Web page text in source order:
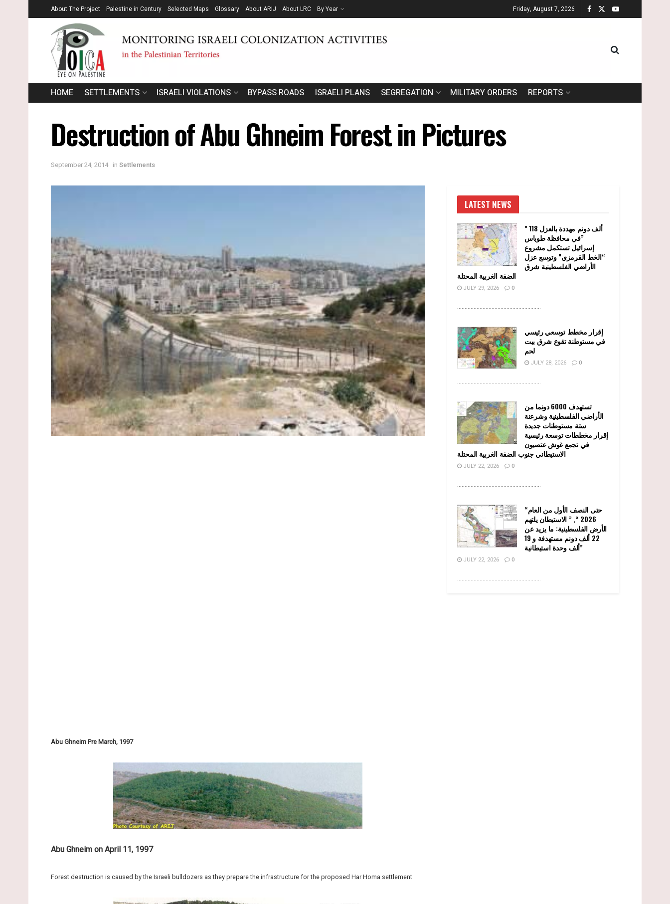
About The Project Palestine in Century Selected Maps Glossary About ARIJ About LRC By Year Friday, August 7, 2026
HOME SETTLEMENTS ISRAELI VIOLATIONS BYPASS ROADS ISRAELI PLANS SEGREGATION MILITARY ORDERS REPORTS
Destruction of Abu Ghneim Forest in Pictures
September 24, 2014 in Settlements
Abu Ghneim Pre March, 1997
Abu Ghneim on April 11, 1997
Forest destruction is caused by the Israeli bulldozers as they prepare the infrastructure for the proposed Har Homa settlement
LATEST NEWS
” 118 ألف دونم مهددة بالعزل
في محافظة طوباس”
إسرائيل تستكمل مشروع
“الخط القرمزي” وتوسع عزل
الأراضي الفلسطينية شرق
الضفة الغربية المحتلة
JULY 29, 2026 0
........................................................
إقرار مخطط توسعي رئيسي
في مستوطنة تقوع شرق بيت
لحم
JULY 28, 2026 0
........................................................
تستهدف 6000 دونما من
الأراضي الفلسطينية وشرعنة
ستة مستوطنات جديدة
إقرار مخططات توسعة رئيسية
في تجمع غوش عتصيون
الاستيطاني جنوب الضفة الغربية المحتلة
JULY 22, 2026 0
........................................................
“حتى النصف الأول من العام
2026 “, ” الاستيطان يلتهم
الأرض الفلسطينية: ما يزيد عن
22 ألف دونم مستهدفة و 19
ألف وحدة استيطانية”
JULY 22, 2026 0
........................................................